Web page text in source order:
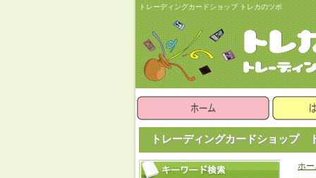
トレーディングカードショップ トレカのツボ
トレーディングカードショップ
ホ